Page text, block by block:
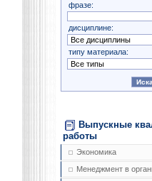
фразе:
дисциплине:
типу материала:
Выпускные
работы
Экономика
Менеджмент в